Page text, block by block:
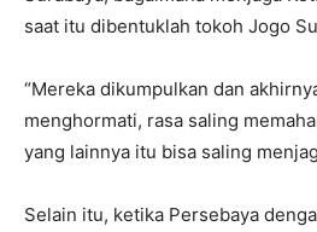
saat itu dibentuklah tokoh Jogo
“Mereka dikumpulkan dan
menghormati, rasa saling
yang lainnya itu bisa saling
Selain itu, ketika Persebaya